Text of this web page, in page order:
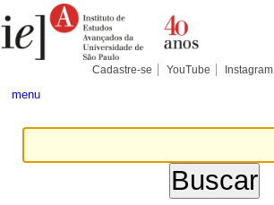
para
conteúdo.
Pessoais
Cadastre-se YouTube Instagram
menu